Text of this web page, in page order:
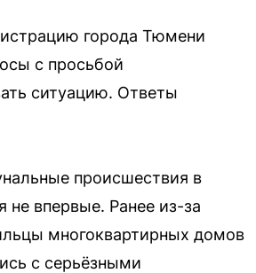
города Тюмени
с просьбой
ситуацию. Ответы
происшествия в
не впервые. Ранее из-за
многоквартирных домов
с серьёзными